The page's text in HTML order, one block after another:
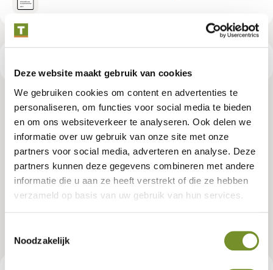
Deze website maakt gebruik van cookies
We gebruiken cookies om content en advertenties te
personaliseren, om functies voor social media te bieden
en om ons websiteverkeer te analyseren. Ook delen we
informatie over uw gebruik van onze site met onze
partners voor social media, adverteren en analyse. Deze
partners kunnen deze gegevens combineren met andere
informatie die u aan ze heeft verstrekt of die ze hebben
verzameld op basis van uw gebruik van hun services.
Noodzakelijk
Red Class Wood ME vuren
wisselsponning 1,8 x 19,5 x 500
cm, gedroogd, geïmpregneerd, 3
zijden geschaafd, 1 zijde
fijnbezaagd, 2 zijden vellingkant